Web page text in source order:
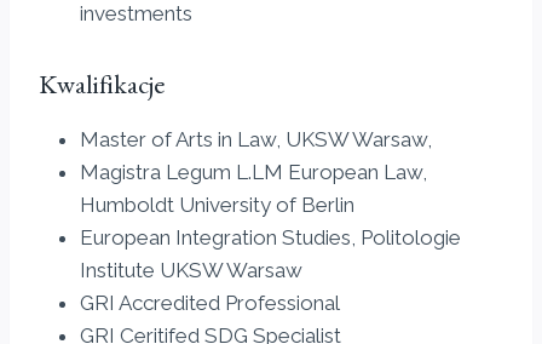
investments
Kwalifikacje
Master of Arts in Law, UKSW Warsaw,
Magistra Legum L.LM European Law,
Humboldt University of Berlin
European Integration Studies, Politologie
Institute UKSW Warsaw
GRI Accredited Professional
GRI Ceritifed SDG Specialist